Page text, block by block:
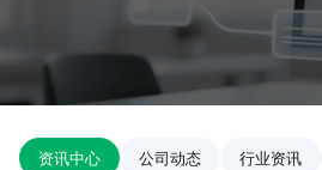
资讯中心 公司动态 行业资讯